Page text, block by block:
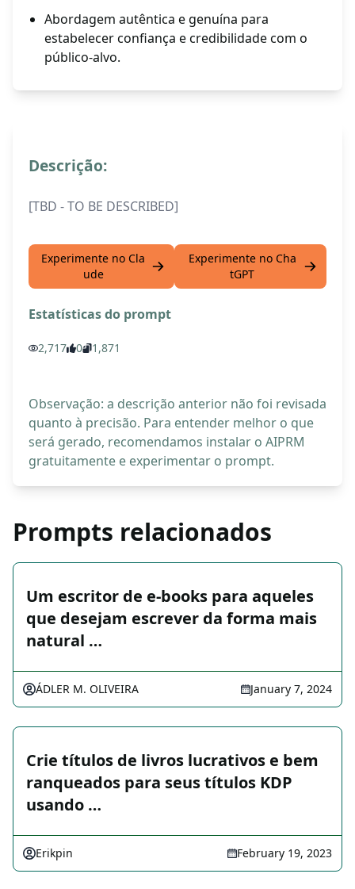
Abordagem autêntica e genuína para
estabelecer confiança e credibilidade com o
público-alvo.
Descrição:
[TBD - TO BE DESCRIBED]
Experimente no Cla
ude
Experimente no Cha
tGPT
Estatísticas do prompt
2,717 0 1,871
Observação: a descrição anterior não foi revisada
quanto à precisão. Para entender melhor o que
será gerado, recomendamos instalar o AIPRM
gratuitamente e experimentar o prompt.
Prompts relacionados
Um escritor de e-books para aqueles
que desejam escrever da forma mais
natural …
ÁDLER M. OLIVEIRA January 7, 2024
Crie títulos de livros lucrativos e bem
ranqueados para seus títulos KDP
usando …
Erikpin February 19, 2023